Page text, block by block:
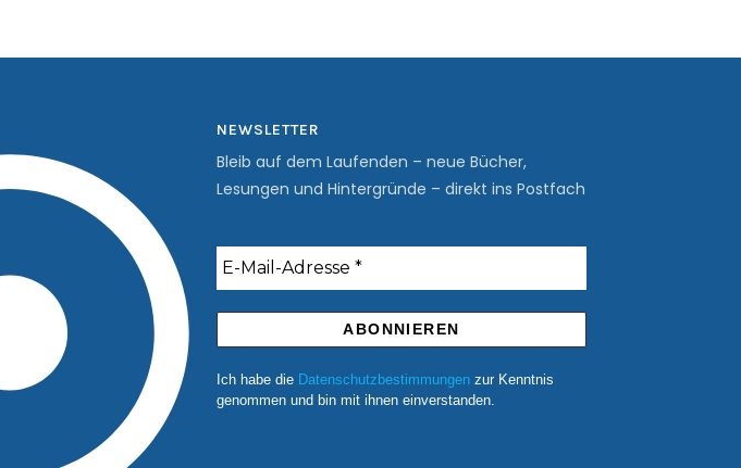
NEWSLETTER
Bleib auf dem Laufenden – neue Bücher,
Lesungen und Hintergründe – direkt ins Postfach
Ich habe die Datenschutzbestimmungenzur Kenntnis
genommen und bin mit ihnen einverstanden.